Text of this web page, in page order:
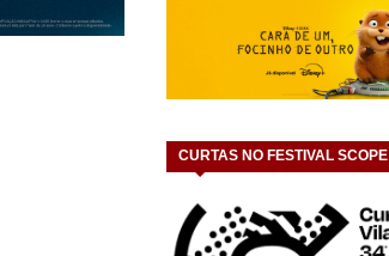
CURTAS NO FESTIVAL SCOPE